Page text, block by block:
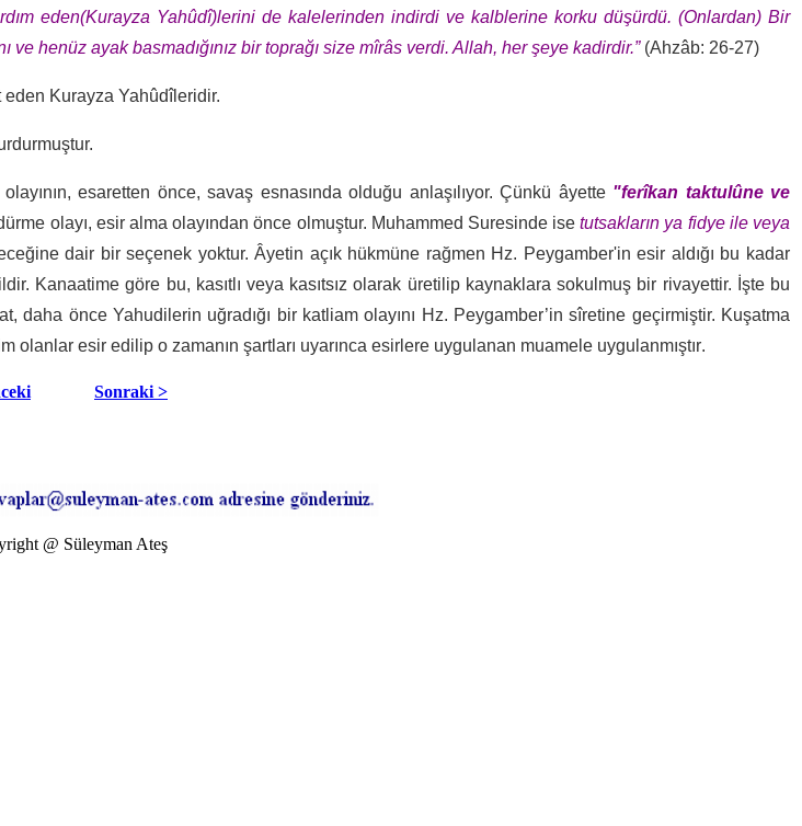
eden(Kurayza Yahûdî)lerini de kalelerinden indirdi ve kalblerine korku düşürdü. (Onlardan) Bir
ve henüz ayak basmadığınız bir toprağı size mîrâs verdi. Allah, her şeye kadirdir.”(Ahzâb: 26-27)
eden Kurayza Yahûdîleridir.
esaretten önce, savaş esnasında olduğu anlaşılıyor. Çünkü âyette "ferîkan taktulûne ve
olayı, esir alma olayından önce olmuştur. Muhammed Suresinde isetutsakların ya fidye ile veya
dair bir seçenek yoktur. Âyetin açık hükmüne rağmen Hz. Peygamber'in esir aldığı bu kadar
Kanaatime göre bu, kasıtlı veya kasıtsız olarak üretilip kaynaklara sokulmuş bir rivayettir. İşte bu
daha önce Yahudilerin uğradığı bir katliam olayını Hz. Peygamber’in sîretine geçirmiştir. Kuşatma
olanlar esir edilip o zamanın şartları uyarınca esirlere uygulanan muamele uygulanmıştır.
Sonraki >
@ Süleyman Ateş